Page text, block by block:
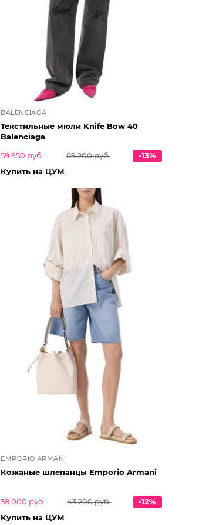
BALENCIAGA
Текстильные мюли Knife Bow 40
Balenciaga
59 950 руб.
69 200 руб.
-13%
Купить на ЦУМ
EMPORIO ARMANI
Кожаные шлепанцы Emporio Armani
38 000 руб. 43 200 руб.
-12%
Купить на ЦУМ